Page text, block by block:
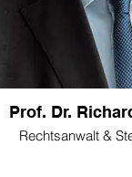
Prof. Dr.
Rechtsanwalt &